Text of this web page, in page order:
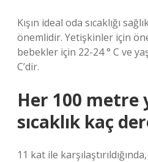
Kışın ideal oda sıcaklığı
önemlidir. Yetişkinler için
bebekler için 22-24 ° C ve
C’dir.
Her 100 metre
sıcaklık kaç
11 kat ile